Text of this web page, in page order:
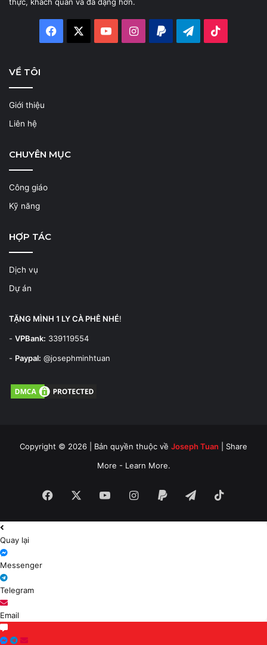
Facebook YouTubeInstagram
Paypal Telegram
VỀ TÔI
Giới thiệu
Liên hệ
CHUYÊN MỤC
Công giáo
Kỹ năng
HỢP TÁC
Dịch vụ
Dự án
TẶNG MÌNH 1 LY CÀ PHÊ NHÉ!
- VPBank: 339119554
- Paypal: @josephminhtuan
Copyright © 2026 | Bản quyền thuộc về Joseph Tuan | Share
More - Learn More.
Facebook YouTubeInstagram
Paypal Telegram
Quay lại
Messenger
Telegram
Email